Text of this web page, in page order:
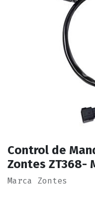
Control de
Zontes ZT368-
Marca Zontes